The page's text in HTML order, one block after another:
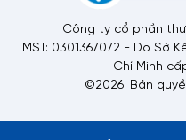
Công ty cổ phần
MST: 0301367072 - Do Sở
Chí Minh
©2026. Bản